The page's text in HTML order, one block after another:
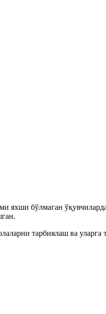
яхши бўлмаган
тарбиялаш ва уларга